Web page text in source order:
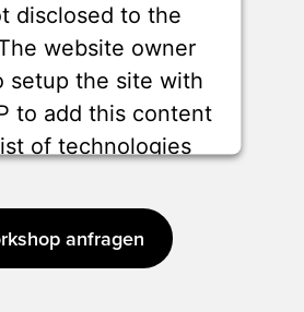
disclosed to the
website owner
setup the site with
to add this content
of technologies
byUsercentrics Consent
Platform
anfragen